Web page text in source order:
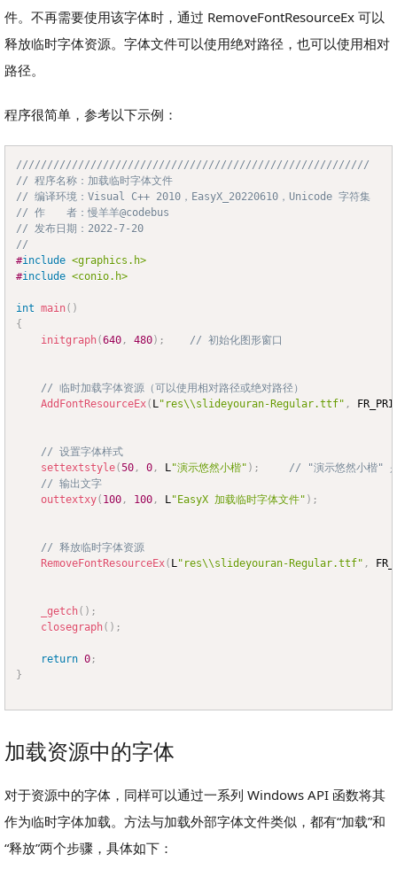
件。不再需要使用该字体时，通过 RemoveFontResourceEx 可以
释放临时字体资源。字体文件可以使用绝对路径，也可以使用相对
路径。
程序很简单，参考以下示例：
/////////////////////////////////////////////////////////
// 程序名称：加载临时字体文件
// 编译环境：Visual C++ 2010，EasyX_20220610，Unicode 字符集
// 作　　者：慢羊羊@codebus
// 发布日期：2022-7-20
//
#include <graphics.h>
#include <conio.h>
int main( )
{
initgraph(640 , 480) ; // 初始化图形窗口
// 临时加载字体资源（可以使用相对路径或绝对路径）
AddFontResourceEx( L"res\\slideyouran-Regular.ttf" ,
// 设置字体样式
settextstyle(50 , 0 , L"演示悠然小楷" ) ;
// "演示悠然小楷" 是
// 输出文字
outtextxy( 100 , 100 , L"EasyX 加载临时字体文件" ) ;
// 释放临时字体资源
RemoveFontResourceEx( L"res\\slideyouran-Regular.ttf" ,
_getch( ) ;
closegraph( ) ;
return 0 ;
}
Copy
加载资源中的字体
对于资源中的字体，同样可以通过一系列 Windows API 函数将其
作为临时字体加载。方法与加载外部字体文件类似，都有“加载”和
“释放”两个步骤，具体如下：